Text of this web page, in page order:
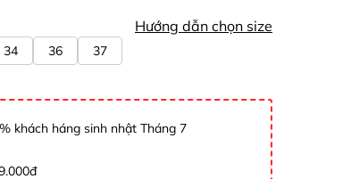
Hướng dẫn chọn size
34 36 37
khách háng sinh nhật Tháng 7